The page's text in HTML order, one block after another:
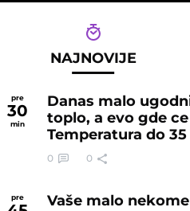
NAJNOVIJE
pre
30
min
Danas malo
toplo, a evo gde
Temperatura do 35
0 0
pre
Vaše malo